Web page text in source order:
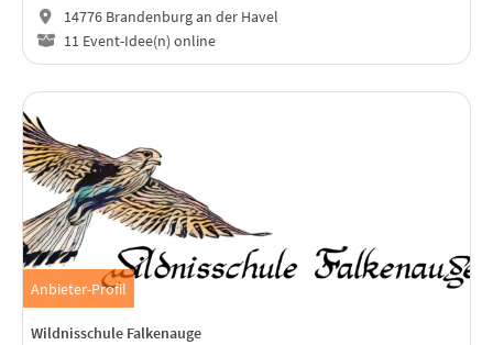
14776 Brandenburg an der Havel
11 Event-Idee(n) online
Anbieter-Profil
Wildnisschule Falkenauge